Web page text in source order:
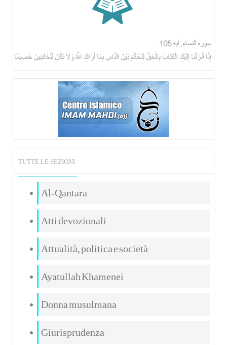
TUTTE LE SEZIONI
Al-Qantara
Atti devozionali
Attualità, politica e società
Ayatullah Khamenei
Donna musulmana
Giurisprudenza